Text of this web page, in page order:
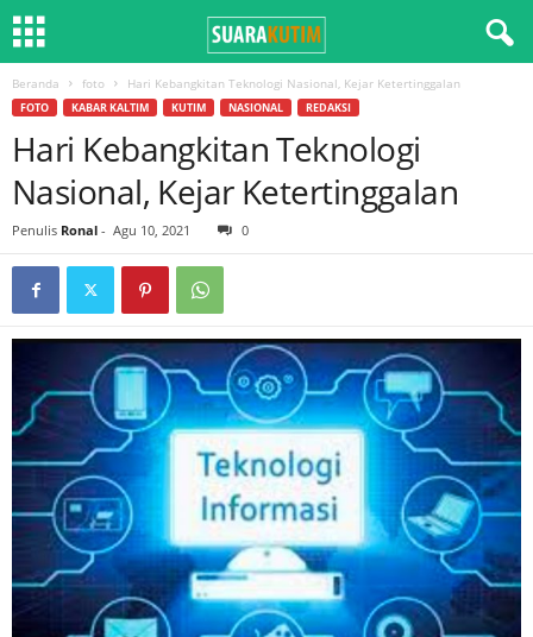
Beranda foto Hari Kebangkitan Teknologi Nasional, Kejar Ketertinggalan
FOTO KABAR KALTIM KUTIM NASIONAL REDAKSI
Hari Kebangkitan Teknologi
Nasional, Kejar Ketertinggalan
Penulis Ronal - Agu 10, 2021 0